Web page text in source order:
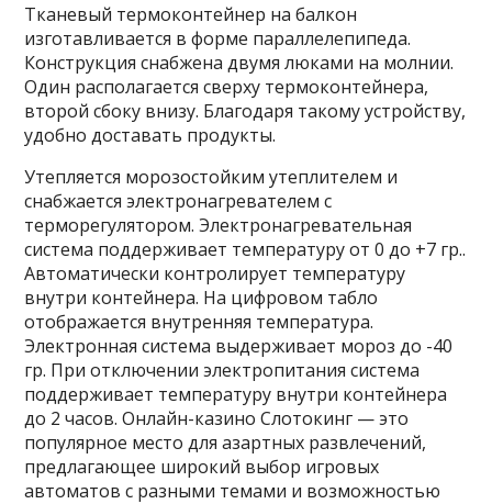
Тканевый термоконтейнер на балкон
изготавливается в форме параллелепипеда.
Конструкция снабжена двумя люками на молнии.
Один располагается сверху термоконтейнера,
второй сбоку внизу. Благодаря такому устройству,
удобно доставать продукты.
Утепляется морозостойким утеплителем и
снабжается электронагревателем с
терморегулятором. Электронагревательная
система поддерживает температуру от 0 до +7 гр..
Автоматически контролирует температуру
внутри контейнера. На цифровом табло
отображается внутренняя температура.
Электронная система выдерживает мороз до -40
гр. При отключении электропитания система
поддерживает температуру внутри контейнера
до 2 часов. Онлайн-казино Слотокинг — это
популярное место для азартных развлечений,
предлагающее широкий выбор игровых
автоматов с разными темами и возможностью